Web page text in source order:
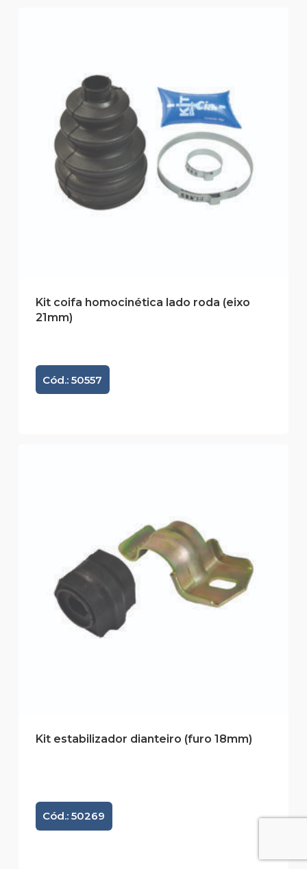
Kit coifa homocinética lado roda (eixo
21mm)
Cód.: 50557
Kit estabilizador dianteiro (furo 18mm)
Cód.: 50269